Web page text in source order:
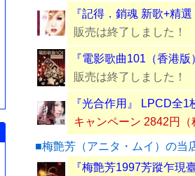
『記得．銷魂 新歌+精
販売は終了しました！
『電影歌曲101（香港
販売は終了しました！
『光合作用』 LPCD全1
キャンペーン 2842円（
■梅艶芳（アニタ・ムイ）の当
『梅艶芳1997芳蹤乍現